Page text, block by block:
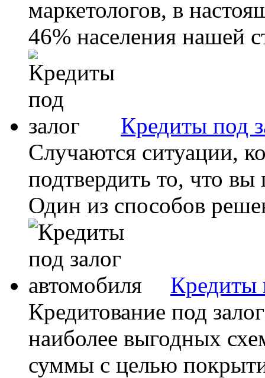
маркетологов, в
46% населения нашей
Кредиты под
Случаются ситуации,
подтвердить то, что
Один из способов
Кредиты
Кредитование под
наиболее выгодных
суммы с целью